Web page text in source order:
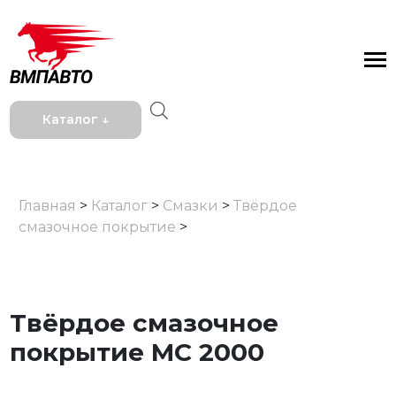
Каталог ↓
Главная > Каталог > Смазки >Твёрдое
смазочное покрытие >
Твёрдое смазочное
покрытие МС 2000